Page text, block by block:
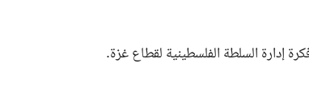
إدارة السلطة الفلسطينية لقطاع غزة.